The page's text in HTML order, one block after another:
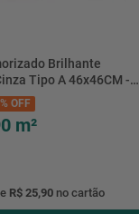
Brilhante
Tipo A 46x46CM -
- Cerbras
OFF
m²
R$ 25,90 no cartão